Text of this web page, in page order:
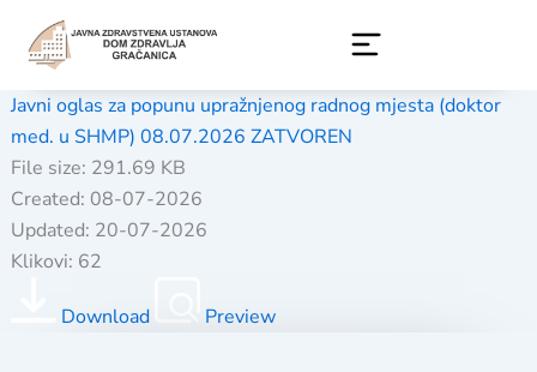
content
Javni oglas za popunu upražnjenog radnog mjesta (doktor
med. u SHMP) 08.07.2026 ZATVOREN
File size: 291.69 KB
Created: 08-07-2026
Updated: 20-07-2026
Klikovi: 62
Download Preview